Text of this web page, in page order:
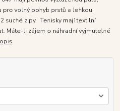
pro volný pohyb prstů a lehkou,
suché zipy Tenisky mají textilní
Máte-li zájem o náhradní vyjmutelné